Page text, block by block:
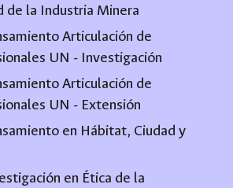
de la Industria Minera
Articulación de
UN - Investigación
Articulación de
UN - Extensión
en Hábitat, Ciudad y
en Ética de la